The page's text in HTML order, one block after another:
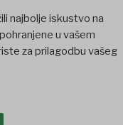
najbolje iskustvo na
u vašem
za prilagodbu vašeg